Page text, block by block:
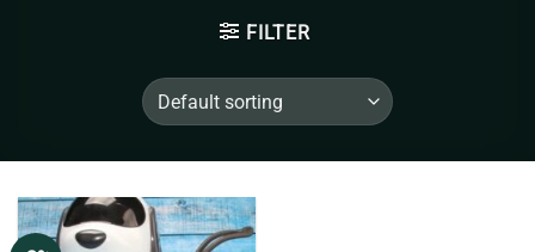
FILTER